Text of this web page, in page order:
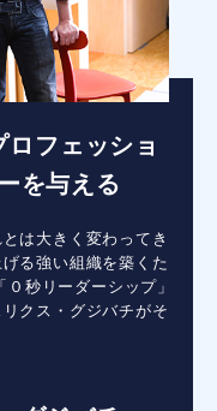
フェッショ
を与える
は大きく変わってき
る強い組織を築くた
秒リーダーシップ」
クス・グジバチがそ